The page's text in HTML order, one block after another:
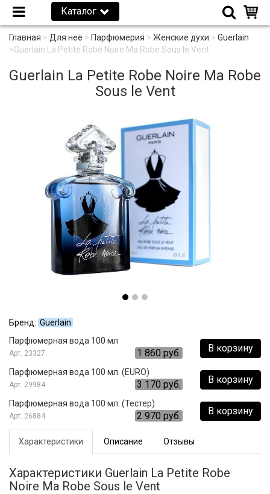
Каталог
Главная > Для неё > Парфюмерия > Женские духи > Guerlain
>Guerlain La Petite Robe Noire Ma Robe Sous le Vent
Guerlain La Petite Robe Noire Ma Robe
Sous le Vent
Бренд: Guerlain
В корзину
Парфюмерная вода 100 мл
23327 1 860 руб.
В корзину
Парфюмерная вода 100 мл. (EURO)
29984 3 170 руб.
В корзину
Парфюмерная вода 100 мл. (Тестер)
26884 2 970 руб.
Характеристики Описание Отзывы
Характеристики Guerlain La Petite Robe
Noire Ma Robe Sous le Vent